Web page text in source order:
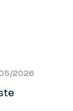
2026